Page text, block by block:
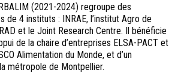
(2021-2024) regroupe des
de 4 instituts : INRAE, l’institut Agro de
et le Joint Research Centre. Il bénéficie
de la chaire d’entreprises ELSA-PACT et
Alimentation du Monde, et d’un
métropole de Montpellier.